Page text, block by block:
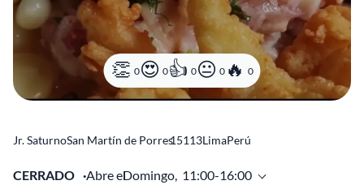
0 0 0 0 0
Jr. SaturnoSan Martín de Porres15113LimaPerú
CERRADO Abre elDomingo, 11:00-16:00